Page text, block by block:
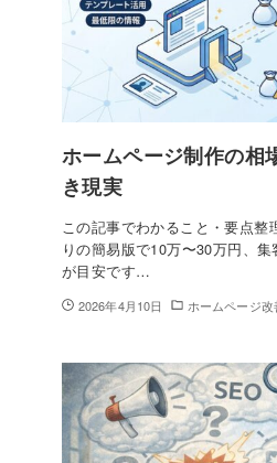
ホームページ制作の相
き現実
この記事でわかること・要点
りの簡易版で10万〜30万円、
が目安です…
2026年4月10日 ホームページ改